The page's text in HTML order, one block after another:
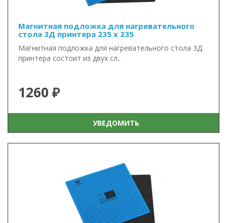
Магнитная подложка для нагревательного
стола 3Д принтера 235 x 235
Магнитная подложка для нагревательного стола 3Д
принтера состоит из двух сл..
1260 ₽
УВЕДОМИТЬ